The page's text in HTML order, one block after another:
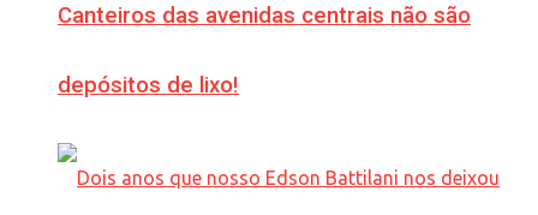
Canteiros das avenidas centrais não são
depósitos de lixo!